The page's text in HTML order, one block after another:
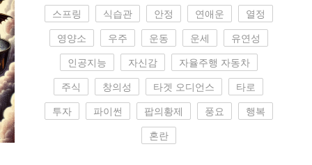
스프링
식습관 안정 연애운
열정
영양소
우주 운동 운세
유연성
인공지능
자신감
자율주행 자동차
주식
창의성 타겟 오디언스
타로
투자
파이썬 팝의황제 풍요
행복
혼란